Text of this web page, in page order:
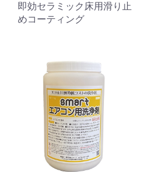
即効セラミック床用滑り止
めコーティング